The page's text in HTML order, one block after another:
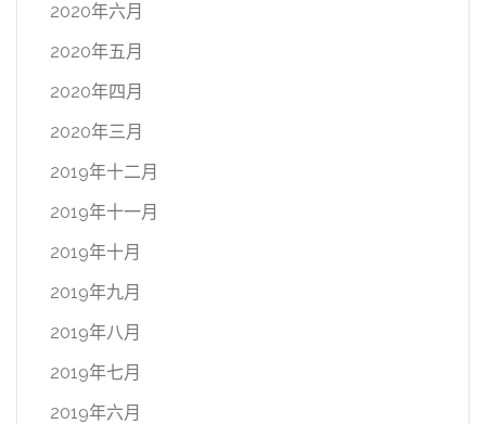
2020年六月
2020年五月
2020年四月
2020年三月
2019年十二月
2019年十一月
2019年十月
2019年九月
2019年八月
2019年七月
2019年六月